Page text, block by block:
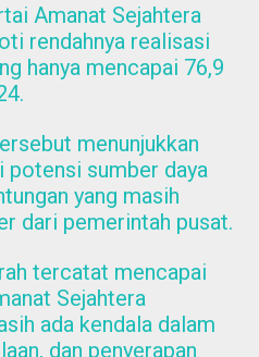
Amanat Sejahtera
rendahnya realisasi
hanya mencapai 76,9
menunjukkan
potensi sumber daya
yang masih
dari pemerintah pusat.
tercatat mencapai
Sejahtera
ada kendala dalam
dan penyerapan